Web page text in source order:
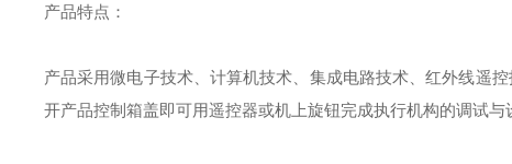
产品特点：
产品采用微电子技术、计算机技术、集成电路技术、红外线遥
开产品控制箱盖即可用遥控器或机上旋钮完成执行机构的调试与